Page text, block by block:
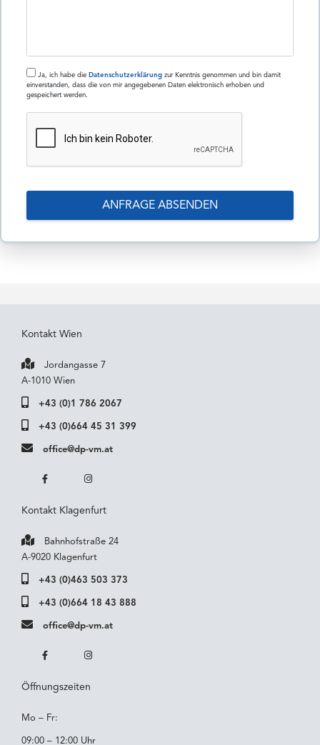
Ja, ich habe die Datenschutzerklärung zur Kenntnis genommen und bin damit
einverstanden, dass die von mir angegebenen Daten elektronisch erhoben und
gespeichert werden.
Kontakt Wien
Jordangasse 7
A-1010 Wien
+43 (0)1 786 2067
+43 (0)664 45 31 399
office@dp-vm.at
Kontakt Klagenfurt
Bahnhofstraße 24
A-9020 Klagenfurt
+43 (0)463 503 373
+43 (0)664 18 43 888
office@dp-vm.at
Öffnungszeiten
Mo – Fr:
09:00 – 12:00 Uhr